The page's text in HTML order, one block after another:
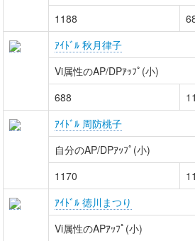
1188
ｱｲﾄﾞﾙ 秋月律子
Vi属性のAP/DPｱｯﾌﾟ(小)
688
ｱｲﾄﾞﾙ 周防桃子
自分のAP/DPｱｯﾌﾟ(小)
1170
ｱｲﾄﾞﾙ 徳川まつり
Vi属性のAPｱｯﾌﾟ(小)